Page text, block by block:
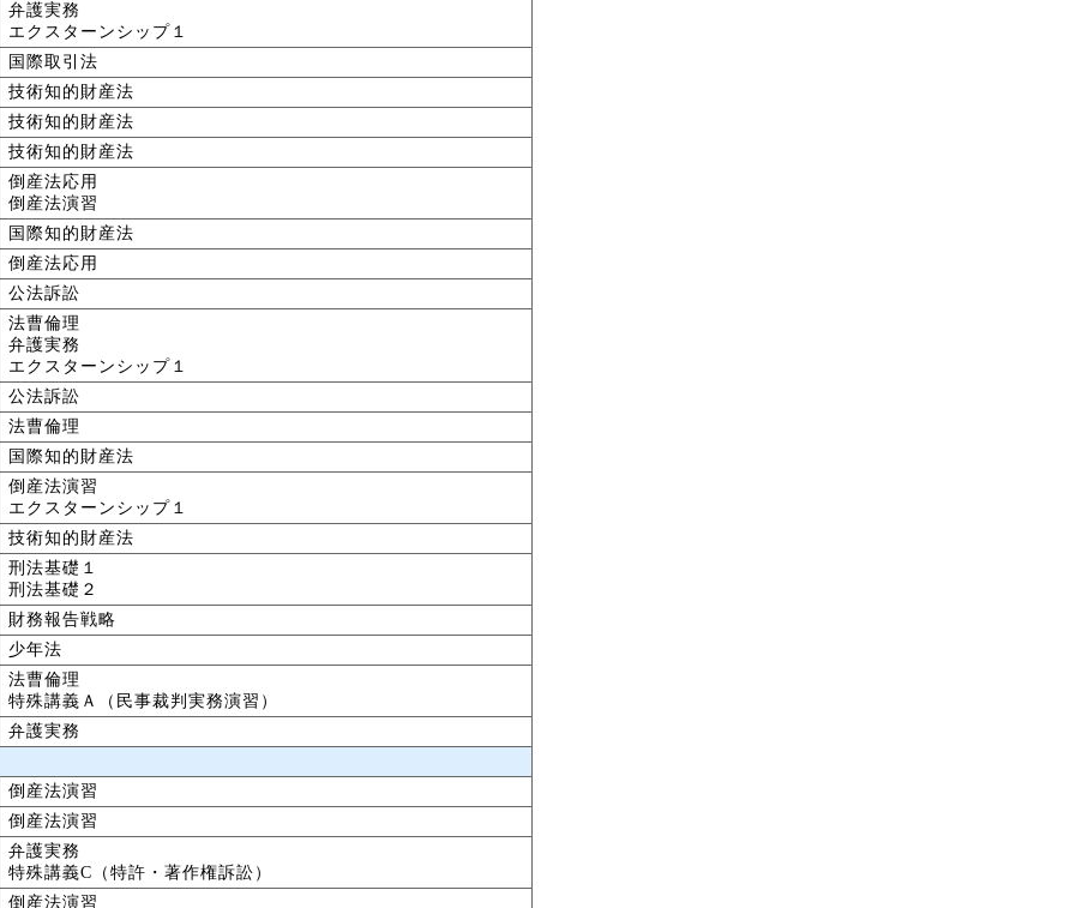
弁護実務
エクスターンシップ１
国際取引法
技術知的財産法
技術知的財産法
技術知的財産法
倒産法応用
倒産法演習
国際知的財産法
倒産法応用
公法訴訟
法曹倫理
弁護実務
エクスターンシップ１
公法訴訟
法曹倫理
国際知的財産法
倒産法演習
エクスターンシップ１
技術知的財産法
刑法基礎１
刑法基礎２
財務報告戦略
少年法
法曹倫理
特殊講義Ａ（民事裁判実務演習）
弁護実務
倒産法演習
倒産法演習
弁護実務
特殊講義C（特許・著作権訴訟）
倒産法演習